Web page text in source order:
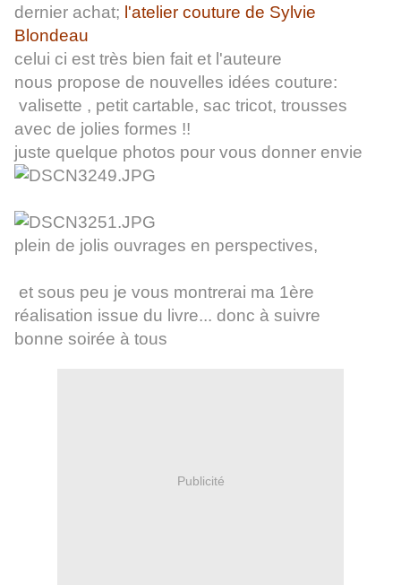
dernier achat; l'atelier couture de Sylvie
Blondeau
celui ci est très bien fait et l'auteure
nous propose de nouvelles idées couture:
valisette , petit cartable, sac tricot, trousses
avec de jolies formes !!
juste quelque photos pour vous donner envie
plein de jolis ouvrages en perspectives,
et sous peu je vous montrerai ma 1ère
réalisation issue du livre... donc à suivre
bonne soirée à tous
Publicité